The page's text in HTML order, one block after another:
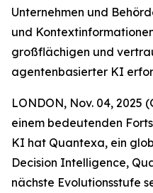
Unternehmen und
und
großflächigen und
agentenbasierter KI
LONDON, Nov. 04, 2025
einem bedeutenden
KI hat Quantexa, ein
Decision Intelligence,
nächste Evolutionsstufe